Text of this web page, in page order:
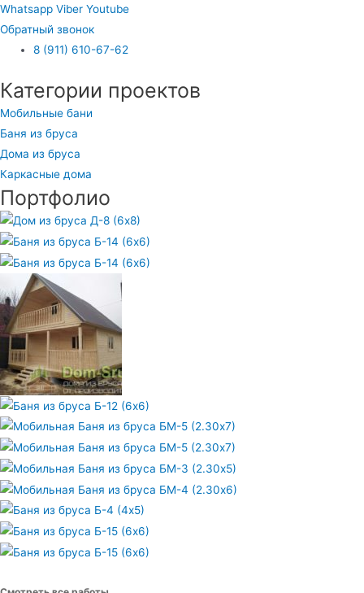
Whatsapp Viber Youtube
Обратный звонок
8 (911) 610-67-62
Категории проектов
Мобильные бани
Баня из бруса
Дома из бруса
Каркасные дома
Портфолио